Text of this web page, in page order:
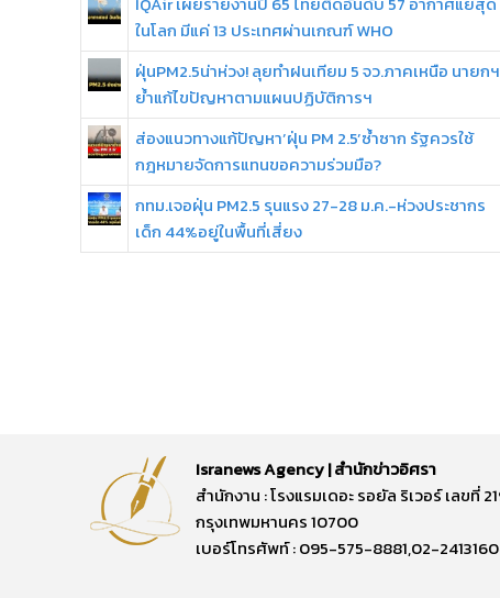
ในโลก มีแค่ 13 ประเทศผ่านเกณฑ์ WHO
ฝุ่นPM2.5น่าห่วง! ลุยทำฝนเทียม 5 จว.ภาคเหนือ นายกฯ
ย้ำแก้ไขปัญหาตามแผนปฏิบัติการฯ
ส่องแนวทางแก้ปัญหา’ฝุ่น PM 2.5’ซ้ำซาก รัฐควรใช้
กฎหมายจัดการแทนขอความร่วมมือ?
กทม.เจอฝุ่น PM2.5 รุนแรง 27-28 ม.ค.-ห่วงประชากร
เด็ก 44%อยู่ในพื้นที่เสี่ยง
Isranews Agency | สำนักข่าวอิศรา
สำนักงาน : โรงแรมเดอะ รอยัล ริเวอร์ เลข
กรุงเทพมหานคร 10700
เบอร์โทรศัพท์ : 095-575-8881,02-